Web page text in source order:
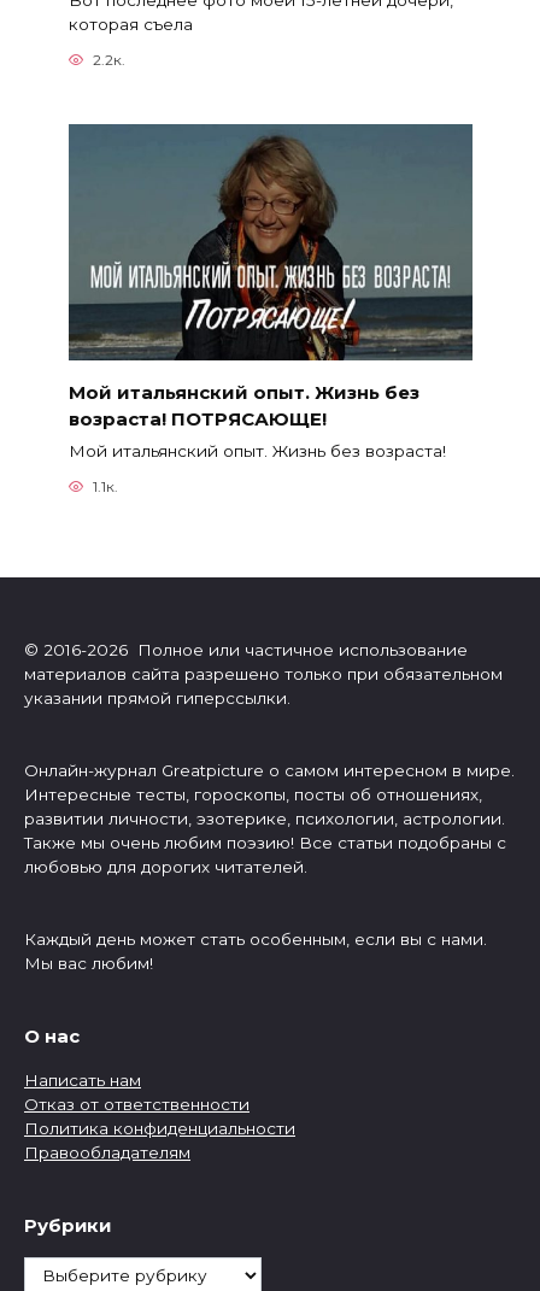
которая съела
2.2к.
Мой итальянский опыт. Жизнь без
возраста! ПОТРЯСАЮЩЕ!
Мой итальянский опыт. Жизнь без возраста!
1.1к.
© 2016-2026 Полное или частичное использование
материалов сайта разрешено только при обязательном
указании прямой гиперссылки.
Онлайн-журнал Greatpicture о самом интересном в мире.
Интересные тесты, гороскопы, посты об отношениях,
развитии личности, эзотерике, психологии, астрологии.
Также мы очень любим поэзию! Все статьи подобраны с
любовью для дорогих читателей.
Каждый день может стать особенным, если вы с нами.
Мы вас любим!
О нас
Написать нам
Отказ от ответственности
Политика конфиденциальности
Правообладателям
Рубрики
Рубрики